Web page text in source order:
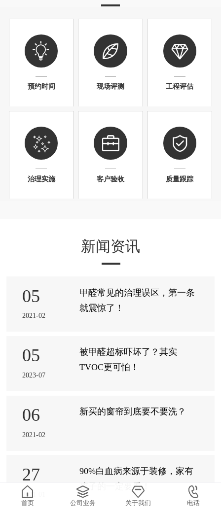
预约时间 现场评测 工程评估
治理实施 客户验收 质量跟踪
新闻资讯
05
2021-02
甲醛常见的治理误区，第一条
就震惊了！
05
2023-07
被甲醛超标吓坏了？其实
TVOC更可怕！
06
2021-02
新买的窗帘到底要不要洗？
27
2021-01
90%白血病来源于装修，家有
孩子的一定要看！
首页 公司业务 关于我们 电话